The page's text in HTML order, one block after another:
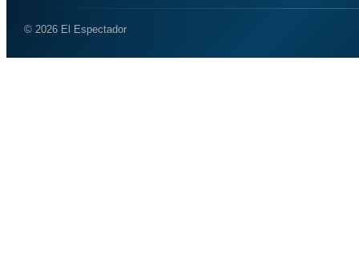
© 2026 El Espectador